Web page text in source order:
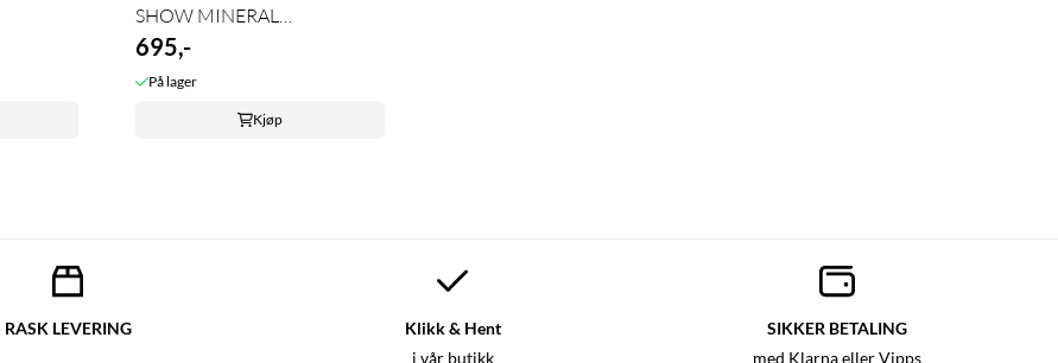
SHOW MINERAL
SUNSCREEN SPF 50
695,-
På lager
Kjøp
RASK LEVERING Klikk & Hent
i vår butikk
SIKKER BETALING
med Klarna eller Vipps